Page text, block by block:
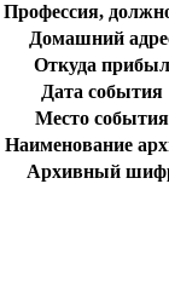
Профессия,
Домашний
Откуда прибыл
Дата события
Место события
Наименование
Архивный